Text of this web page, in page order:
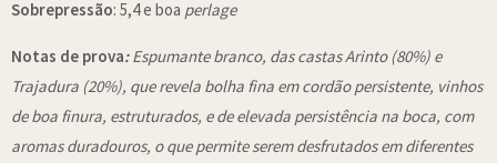
Sobrepressão: 5,4 e boa perlage
Notas de prova:Espumante branco, das castas Arinto (80%) e
Trajadura (20%), que revela bolha fina em cordão persistente, vinhos
de boa finura, estruturados, e de elevada persistência na boca, com
aromas duradouros, o que permite serem desfrutados em diferentes